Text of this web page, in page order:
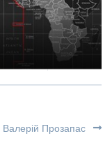
Валерій Прозапас